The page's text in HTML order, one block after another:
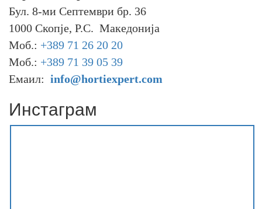
Бул. 8-ми Септември бр. 36
1000 Скопје, Р.С. Македонија
Моб.: +389 71 26 20 20
Моб.: +389 71 39 05 39
Емаил: info@hortiexpert.com
Инстаграм